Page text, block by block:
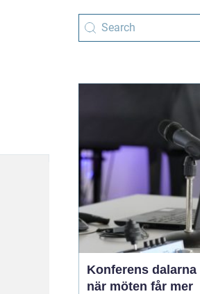
Konferens dalarna
när möten får mer